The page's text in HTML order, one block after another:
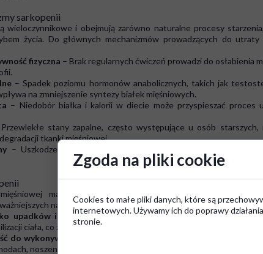
sarkopenii
wieloczynnikowe i obejmują zarówno naturalne procesy
życia. Do głównych mechanizmów prowadzących do utraty
fizyczna – Brak regularnych ćwiczeń prowadzi do osłabienia
– Spadek poziomu hormonów anabolicznych, takich jak
na zmniejszenie syntezy białek mięśniowych.
– Niedobór białka i kalorii w diecie może przyspieszać proces
stany zapalne, często występujące u osób starszych,
tkanki mięśniowej.
– Uszkodzenia oksydacyjne komórek mięśniowych prowadzą
ma poważne konsekwencje dla zdrowia i
należą:
upadków i złamań– Osłabione mięśnie nie są w stanie
ciała, co zwiększa ryzyko upadków.
do wykonywania codziennych czynności
noszenie zakupów czy wstawanie z krzesła, stają się
Zgoda na pliki cookie
Cookies to małe pliki danych, które są
internetowych. Używamy ich do poprawy
stronie.